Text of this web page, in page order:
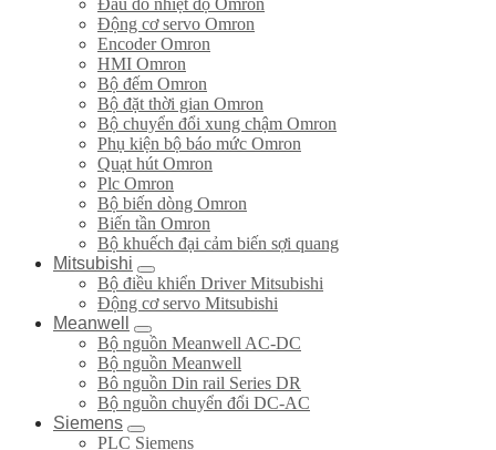
Đầu dò nhiệt độ Omron
Động cơ servo Omron
Encoder Omron
HMI Omron
Bộ đếm Omron
Bộ đặt thời gian Omron
Bộ chuyển đổi xung chậm Omron
Phụ kiện bộ báo mức Omron
Quạt hút Omron
Plc Omron
Bộ biến dòng Omron
Biến tần Omron
Bộ khuếch đại cảm biến sợi quang
Mitsubishi
Bộ điều khiển Driver Mitsubishi
Động cơ servo Mitsubishi
Meanwell
Bộ nguồn Meanwell AC-DC
Bộ nguồn Meanwell
Bô nguồn Din rail Series DR
Bộ nguồn chuyển đổi DC-AC
Siemens
PLC Siemens